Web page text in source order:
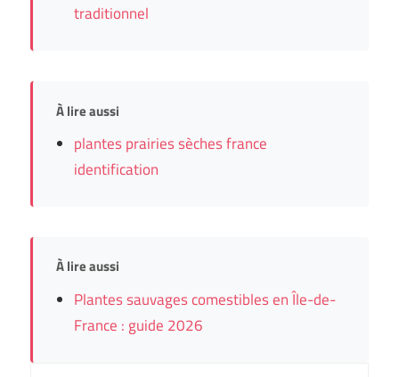
traditionnel
À lire aussi
plantes prairies sèches france
identification
À lire aussi
Plantes sauvages comestibles en Île-de-
France : guide 2026